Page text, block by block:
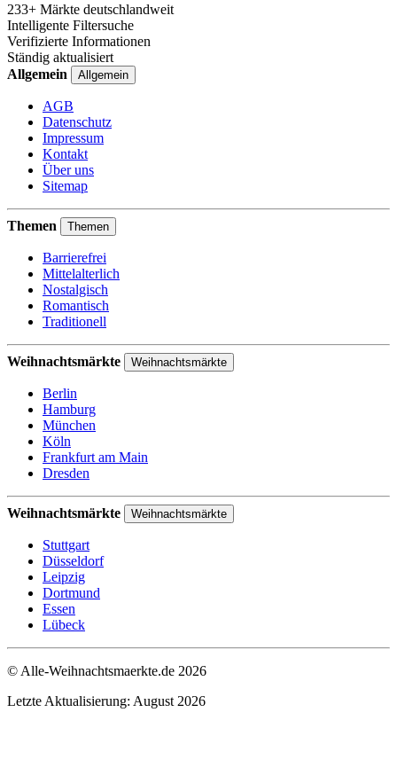
233+ Märkte deutschlandweit
Intelligente Filtersuche
Verifizierte Informationen
Ständig aktualisiert
Allgemein
Allgemein
AGB
Datenschutz
Impressum
Kontakt
Über uns
Sitemap
Themen Themen
Barrierefrei
Mittelalterlich
Nostalgisch
Romantisch
Traditionell
Weihnachtsmärkte Weihnachtsmärkte
Berlin
Hamburg
München
Köln
Frankfurt am Main
Dresden
Weihnachtsmärkte Weihnachtsmärkte
Stuttgart
Düsseldorf
Leipzig
Dortmund
Essen
Lübeck
© Alle-Weihnachtsmaerkte.de 2026
Letzte Aktualisierung: August 2026